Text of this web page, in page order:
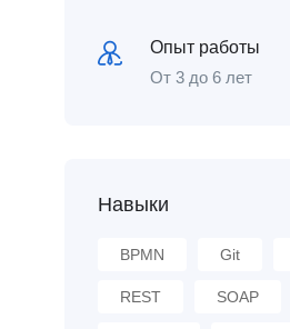
Опыт работы
От 3 до 6 лет
Навыки
BPMN Git
REST SOAP